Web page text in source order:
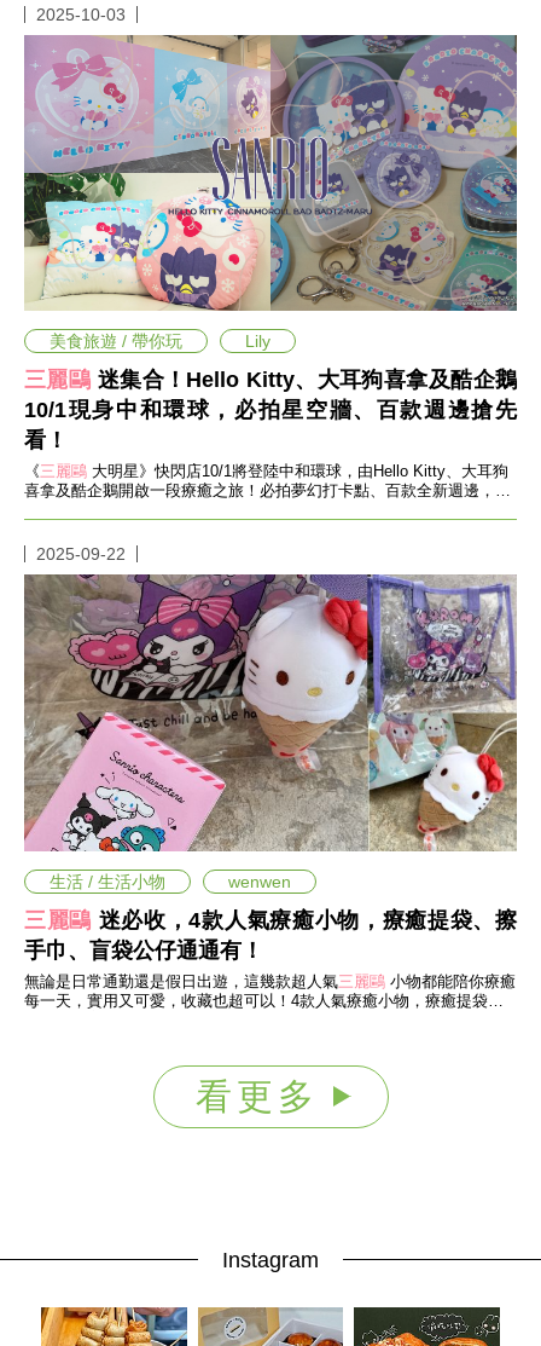
聲
明
版
權
提
報
2025-10-03
三麗鷗 迷集合！Hello Kitty、大耳狗喜拿及酷企鵝
10/1現身中和環球，必拍星空牆、百款週邊搶先
看！
《三麗鷗 大明星》快閃店10/1將登陸中和環球，由Hello Kitty、大耳狗
喜拿及酷企鵝開啟一段療癒之旅！必拍夢幻打卡點、百款全新週邊，粉
美食旅遊 / 帶你玩 Lily
2025-09-22
三麗鷗 迷必收，4款人氣療癒小物，療癒提袋、擦
手巾、盲袋公仔通通有！
無論是日常通勤還是假日出遊，這幾款超人氣三麗鷗 小物都能陪你療癒
每一天，實用又可愛，收藏也超可以！4款人氣療癒小物，療癒提袋、
生活 / 生活小物 wenwen
看更多
Instagram